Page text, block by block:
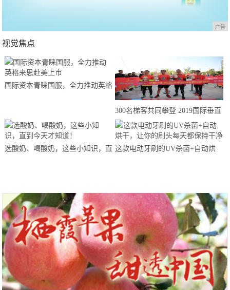
广告
视觉焦点
国际资本青睐国服，全力推动英格
300名梯客共同攀登 2019国际垂直
马拉松超级精英赛顺德海骏达中心
站欢乐开跑
选酸奶、喝酸奶，这些小知识，直 这款电动牙刷的UV杀菌+自动烘